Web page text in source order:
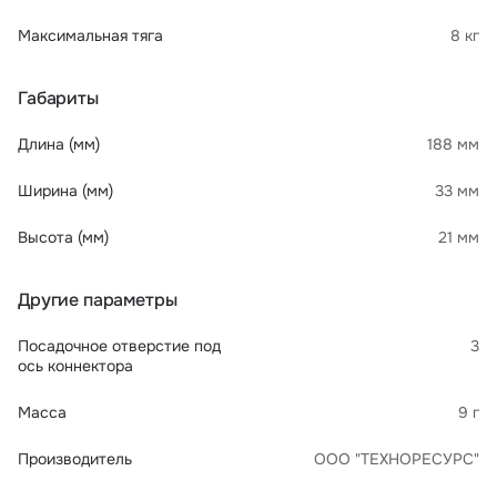
Максимальная тяга 8 кг
Габариты
Длина (мм) 188 мм
Ширина (мм) 33 мм
Высота (мм) 21 мм
Другие параметры
Посадочное отверстие под
ось коннектора
3
Масса 9 г
Производитель ООО "ТЕХНОРЕСУРС"